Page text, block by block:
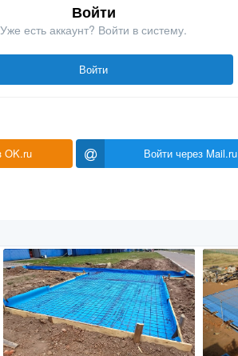
Войти
Уже есть аккаунт? Войти в систему.
Войти
OK.ru Войти через Mail.ru